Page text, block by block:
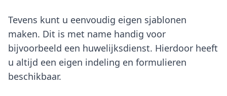
Tevens kunt u eenvoudig eigen sjablonen
maken. Dit is met name handig voor
bijvoorbeeld een huwelijksdienst. Hierdoor heeft
u altijd een eigen indeling en formulieren
beschikbaar.